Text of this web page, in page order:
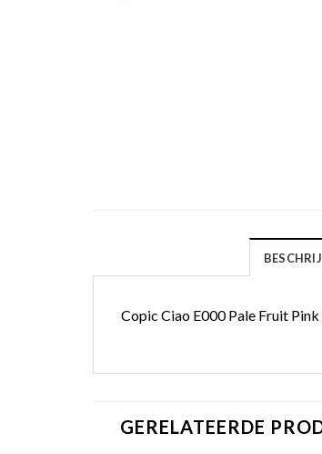
Copic Ciao E000 Pale Fruit
GERELATEERDE